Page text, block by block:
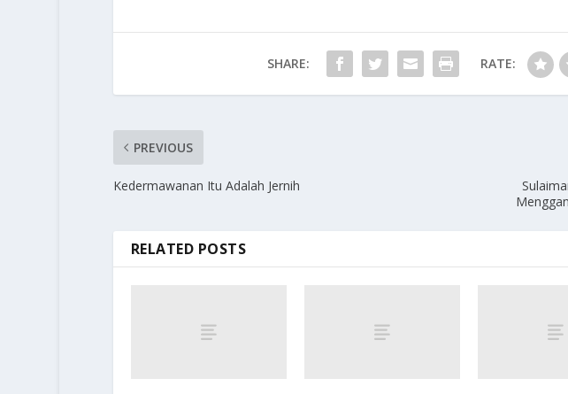
SHARE: RATE:
PREVIOUS
Kedermawanan Itu Adalah Jernih
RELATED POSTS